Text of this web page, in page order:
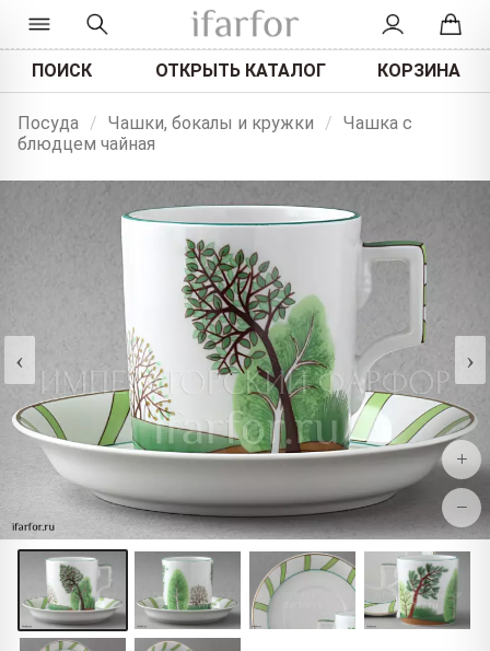
ПОИСК ОТКРЫТЬ КАТАЛОГ КОРЗИНА
Посуда / Чашки, бокалы и кружки / Чашка с
блюдцем чайная
‹ ›
+
−